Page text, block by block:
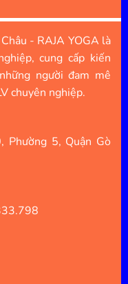
- RAJA YOGA là
cung cấp kiến
người đam mê
chuyên nghiệp.
Phường 5, Quận Gò